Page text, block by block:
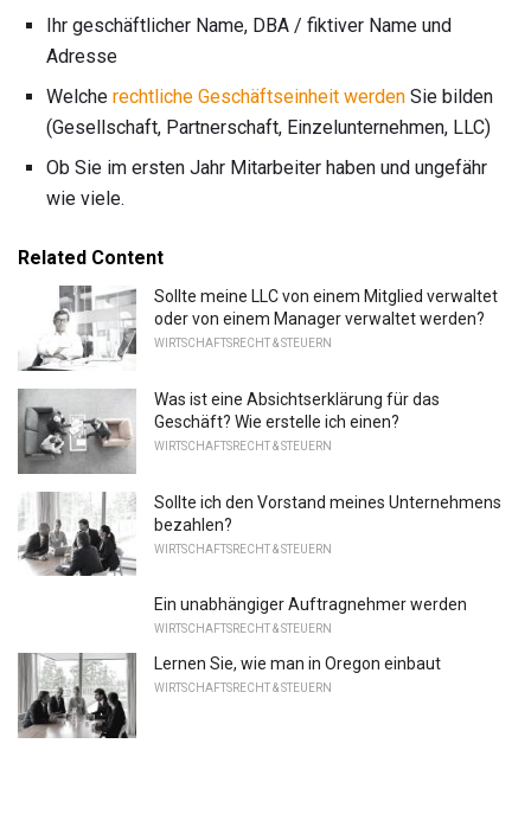
Ihr geschäftlicher Name, DBA / fiktiver Name und
Adresse
Welche rechtliche Geschäftseinheit werden Sie bilden
(Gesellschaft, Partnerschaft, Einzelunternehmen, LLC)
Ob Sie im ersten Jahr Mitarbeiter haben und ungefähr
wie viele.
Related Content
Sollte meine LLC von einem Mitglied verwaltet
oder von einem Manager verwaltet werden?
WIRTSCHAFTSRECHT & STEUERN
Was ist eine Absichtserklärung für das
Geschäft? Wie erstelle ich einen?
WIRTSCHAFTSRECHT & STEUERN
Sollte ich den Vorstand meines Unternehmens
bezahlen?
WIRTSCHAFTSRECHT & STEUERN
Ein unabhängiger Auftragnehmer werden
WIRTSCHAFTSRECHT & STEUERN
Lernen Sie, wie man in Oregon einbaut
WIRTSCHAFTSRECHT & STEUERN